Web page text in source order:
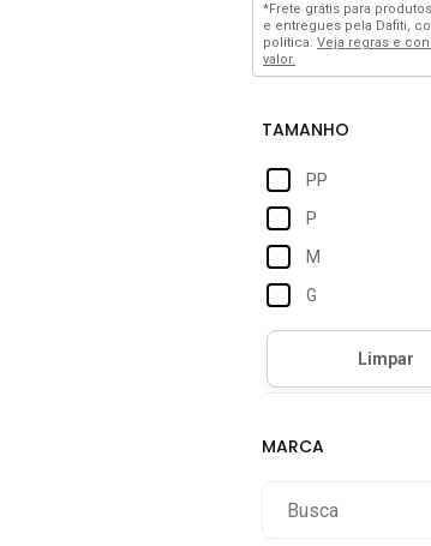
*Frete grátis para
e entregues pela Dafiti,
política: Veja regras e
valor.
PP
P
M
G